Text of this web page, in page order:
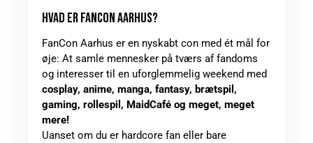
HVAD ER FANCON AARHUS?
FanCon Aarhus er en nyskabt con med ét mål for
øje: At samle mennesker på tværs af fandoms
og interesser til en uforglemmelig weekend med
cosplay, anime, manga, fantasy, brætspil,
gaming, rollespil, MaidCafé og meget, meget
mere!
Uanset om du er hardcore fan eller bare